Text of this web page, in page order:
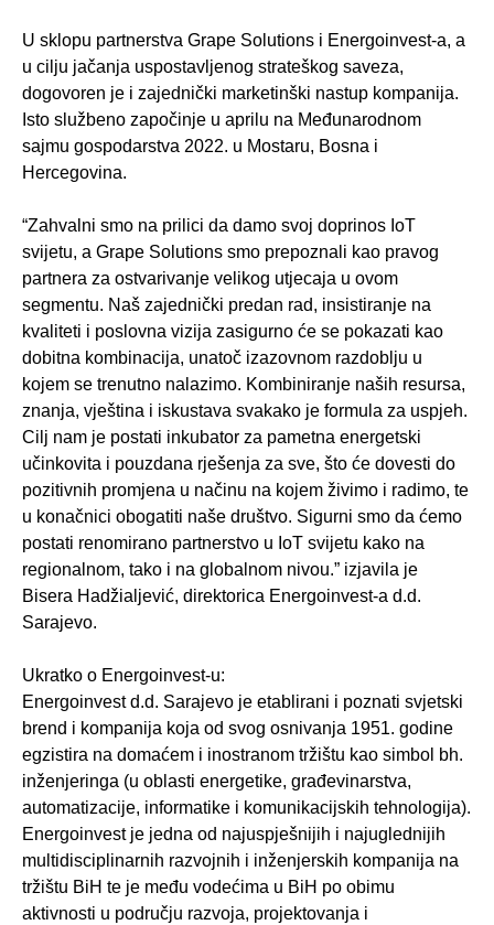
U sklopu partnerstva Grape Solutions i Energoinvest-a, a
u cilju jačanja uspostavljenog strateškog saveza,
dogovoren je i zajednički marketinški nastup kompanija.
Isto službeno započinje u aprilu na Međunarodnom
sajmu gospodarstva 2022. u Mostaru, Bosna i
Hercegovina.
“Zahvalni smo na prilici da damo svoj doprinos IoT
svijetu, a Grape Solutions smo prepoznali kao pravog
partnera za ostvarivanje velikog utjecaja u ovom
segmentu. Naš zajednički predan rad, insistiranje na
kvaliteti i poslovna vizija zasigurno će se pokazati kao
dobitna kombinacija, unatoč izazovnom razdoblju u
kojem se trenutno nalazimo. Kombiniranje naših resursa,
znanja, vještina i iskustava svakako je formula za uspjeh.
Cilj nam je postati inkubator za pametna energetski
učinkovita i pouzdana rješenja za sve, što će dovesti do
pozitivnih promjena u načinu na kojem živimo i radimo, te
u konačnici obogatiti naše društvo. Sigurni smo da ćemo
postati renomirano partnerstvo u IoT svijetu kako na
regionalnom, tako i na globalnom nivou.” izjavila je
Bisera Hadžialjević, direktorica Energoinvest-a d.d.
Sarajevo.
Ukratko o Energoinvest-u:
Energoinvest d.d. Sarajevo je etablirani i poznati svjetski
brend i kompanija koja od svog osnivanja 1951. godine
egzistira na domaćem i inostranom tržištu kao simbol bh.
inženjeringa (u oblasti energetike, građevinarstva,
automatizacije, informatike i komunikacijskih tehnologija).
Energoinvest je jedna od najuspješnijih i najuglednijih
multidisciplinarnih razvojnih i inženjerskih kompanija na
tržištu BiH te je među vodećima u BiH po obimu
aktivnosti u području razvoja, projektovanja i